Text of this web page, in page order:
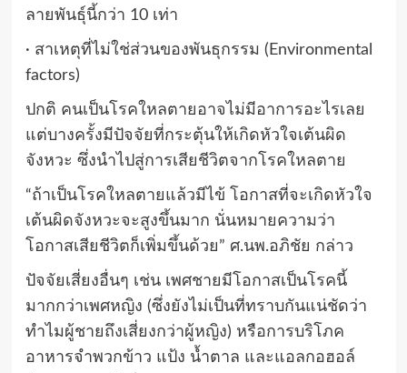
ลายพันธุ์นี้กว่า 10 เท่า
· สาเหตุที่ไม่ใช่ส่วนของพันธุกรรม (Environmental
factors)
ปกติ คนเป็นโรคใหลตายอาจไม่มีอาการอะไรเลย
แต่บางครั้งมีปัจจัยที่กระตุ้นให้เกิดหัวใจเต้นผิด
จังหวะ ซึ่งนำไปสู่การเสียชีวิตจากโรคใหลตาย
“ถ้าเป็นโรคใหลตายแล้วมีไข้ โอกาสที่จะเกิดหัวใจ
เต้นผิดจังหวะจะสูงขึ้นมาก นั่นหมายความว่า
โอกาสเสียชีวิตก็เพิ่มขึ้นด้วย” ศ.นพ.อภิชัย กล่าว
ปัจจัยเสี่ยงอื่นๆ เช่น เพศชายมีโอกาสเป็นโรคนี้
มากกว่าเพศหญิง (ซึ่งยังไม่เป็นที่ทราบกันแน่ชัดว่า
ทำไมผู้ชายถึงเสี่ยงกว่าผู้หญิง) หรือการบริโภค
อาหารจำพวกข้าว แป้ง น้ำตาล และแอลกอฮอล์